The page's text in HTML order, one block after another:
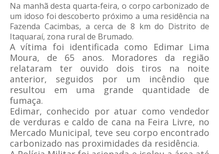
Na manhã desta quarta-feira, o corpo carbonizado de
um idoso foi descoberto próximo a uma residência na
Fazenda Cacimbas, a cerca de 8 km do Distrito de
Itaquaraí, zona rural de Brumado.
A vítima foi identificada como Edimar Lima
Moura, de 65 anos. Moradores da região
relataram ter ouvido dois tiros na noite
anterior, seguidos por um incêndio que
resultou em uma grande quantidade de
fumaça.
Edimar, conhecido por atuar como vendedor
de verduras e caldo de cana na Feira Livre, no
Mercado Municipal, teve seu corpo encontrado
carbonizado nas proximidades da residência.